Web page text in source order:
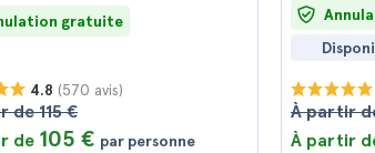
gratuite
4.8 (570 avis)
de 115 €
de 105 € par personne
À partir
À partir